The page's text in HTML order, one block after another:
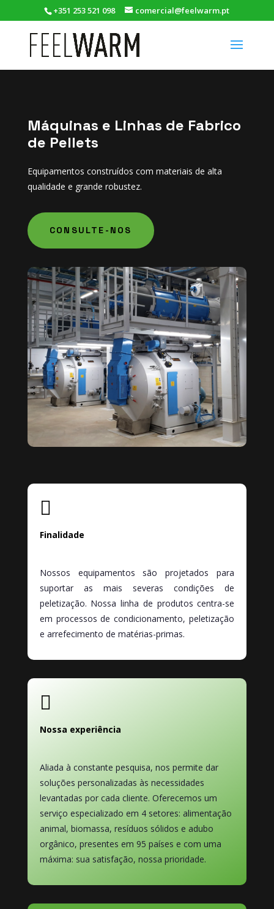
+351 253 521 098 comercial@feelwarm.pt
Máquinas e Linhas de Fabrico
de Pellets
Equipamentos construídos com materiais de alta
qualidade e grande robustez.
CONSULTE-NOS

Finalidade
Nossos equipamentos são projetados para
suportar as mais severas condições de
peletização. Nossa linha de produtos centra-se
em processos de condicionamento, peletização
e arrefecimento de matérias-primas.

Nossa experiência
Aliada à constante pesquisa, nos permite dar
soluções personalizadas às necessidades
levantadas por cada cliente. Oferecemos um
serviço especializado em 4 setores: alimentação
animal, biomassa, resíduos sólidos e adubo
orgânico, presentes em 95 países e com uma
máxima: sua satisfação, nossa prioridade.